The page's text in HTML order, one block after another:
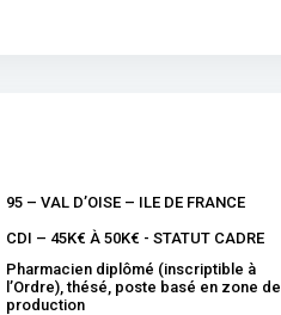
95 – VAL D’OISE – ILE DE FRANCE
CDI – 45K€ À 50K€ - STATUT CADRE
Pharmacien diplômé (inscriptible à
l’Ordre), thésé, poste basé en zone de
production